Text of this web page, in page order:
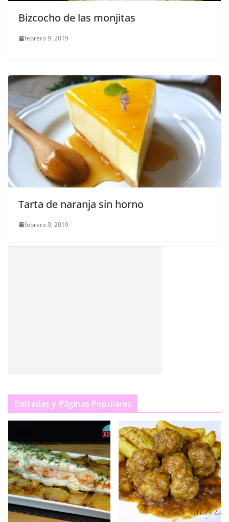
Bizcocho de las monjitas
febrero 9, 2019
Tarta de naranja sin horno
febrero 9, 2019
Entradas y Páginas Populares